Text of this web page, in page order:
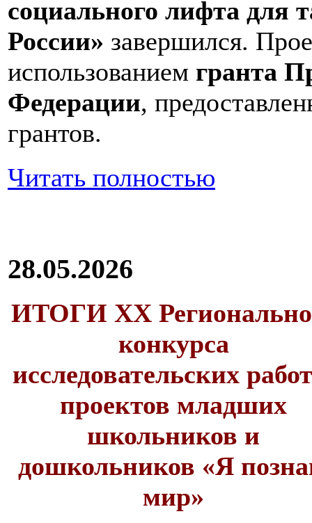
социального лифта для
России» завершился.
использованием гранта
Федерации,
грантов.
Читать полностью
28.05.2026
ИТОГИ XX
конкурса
исследовательских
проектов младших
школьников и
дошкольников «Я
мир»